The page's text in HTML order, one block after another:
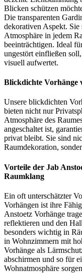
Blicken schützen
Die transparenten
dekorativen Aspekt.
Atmosphäre in jedem
beeinträchtigen. Ideal
ungestört einfließen
visuell aufwertet.
Blickdichte Vorhänge
Unsere blickdichten
bieten nicht nur
Atmosphäre des
angeschaltet ist,
privat bleibt. Sie sind
Raumdekoration,
Vorteile der Jab
Raumklang
Ein oft unterschätzter
Vorhängen ist ihre
Anstoetz Vorhänge
reflektieren und den
besonders wichtig in
in Wohnzimmern mit
Vorhänge als
abschirmen und so für
Wohnatmosphäre